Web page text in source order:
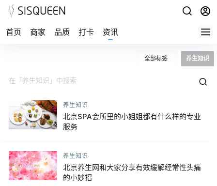
首页 商家 品质 打卡 资讯
全部标签 养生知识
养生知识
北京SPA会所里的小姐姐都有什么样的专业
服务
养生知识
北京养生网和大家分享有效缓解经常性头痛
的小妙招